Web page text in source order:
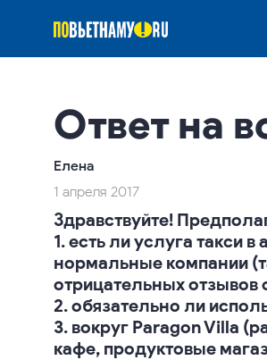
Ответ на
Елена
1 апреля 2017
Здравствуйте!
1. есть ли услуга такси
нормальные компании
отрицательных отзывов
2. обязательно ли
3. вокруг Paragon Villa
кафе, продуктовые